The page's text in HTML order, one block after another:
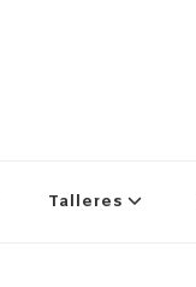
Talleres